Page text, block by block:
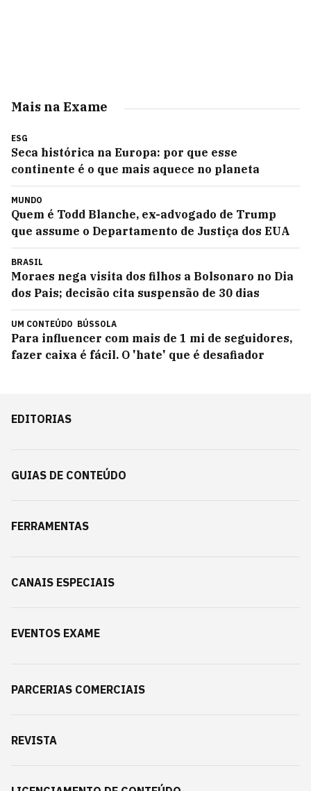
Mais na Exame
ESG
Seca histórica na Europa: por que esse
continente é o que mais aquece no planeta
MUNDO
Quem é Todd Blanche, ex-advogado de Trump
que assume o Departamento de Justiça dos EUA
BRASIL
Moraes nega visita dos filhos a Bolsonaro no Dia
dos Pais; decisão cita suspensão de 30 dias
UM CONTEÚDO BÚSSOLA
Para influencer com mais de 1 mi de seguidores,
fazer caixa é fácil. O 'hate' que é desafiador
EDITORIAS
GUIAS DE CONTEÚDO
FERRAMENTAS
CANAIS ESPECIAIS
EVENTOS EXAME
PARCERIAS COMERCIAIS
REVISTA